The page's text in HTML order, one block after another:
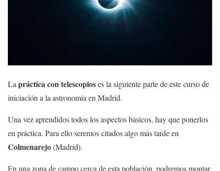
La práctica con telescopioses la siguiente parte de este curso de
iniciación a la astronomía en Madrid.
Una vez aprendidos todos los aspectos básicos, hay que ponerlos
en práctica. Para ello seremos citados algo más tarde en
Colmenarejo(Madrid).
En una zona de campo cerca de esta población, podremos montar